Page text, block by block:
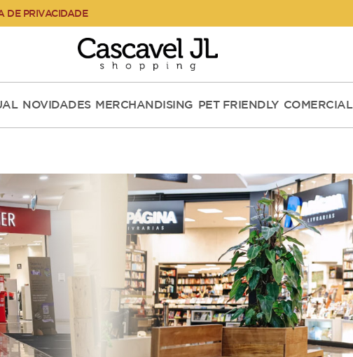
DE PRIVACIDADE
NOVIDADES MERCHANDISING PET FRIENDLY COMERCIAL